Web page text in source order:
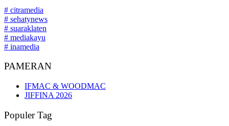
# citramedia
# sehatynews
# suaraklaten
# mediakayu
# inamedia
PAMERAN
IFMAC & WOODMAC
JIFFINA 2026
Populer Tag